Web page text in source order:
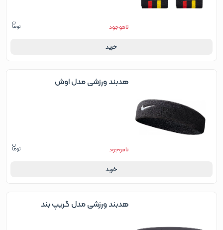
ناموجود
خرید
هدبند ورزشی مدل اوش
ناموجود
خرید
هدبند ورزشی مدل گریپ بند